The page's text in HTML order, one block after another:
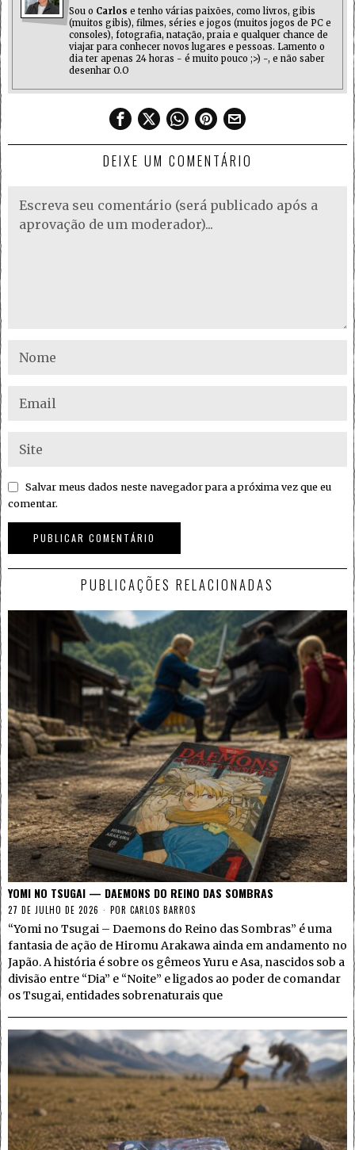
Sou o Carlos e tenho várias paixões, como livros, gibis
(muitos gibis), filmes, séries e jogos (muitos jogos de PC e
consoles), fotografia, natação, praia e qualquer chance de
viajar para conhecer novos lugares e pessoas. Lamento o
dia ter apenas 24 horas - é muito pouco ;>) -, e não saber
desenhar O.O
DEIXE UM COMENTÁRIO
Salvar meus dados neste navegador para a próxima vez que eu
comentar.
PUBLICAÇÕES RELACIONADAS
YOMI NO TSUGAI — DAEMONS DO REINO DAS SOMBRAS
27 DE JULHO DE 2026 POR CARLOS BARROS
“Yomi no Tsugai – Daemons do Reino das Sombras” é uma
fantasia de ação de Hiromu Arakawa ainda em andamento no
Japão. A história é sobre os gêmeos Yuru e Asa, nascidos sob a
divisão entre “Dia” e “Noite” e ligados ao poder de comandar
os Tsugai, entidades sobrenaturais que